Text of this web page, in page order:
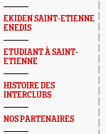
EKIDEN SAINT-ETIENNE
ENEDIS
ETUDIANT À SAINT-
ETIENNE
HISTOIRE DES
INTERCLUBS
NOS PARTENAIRES